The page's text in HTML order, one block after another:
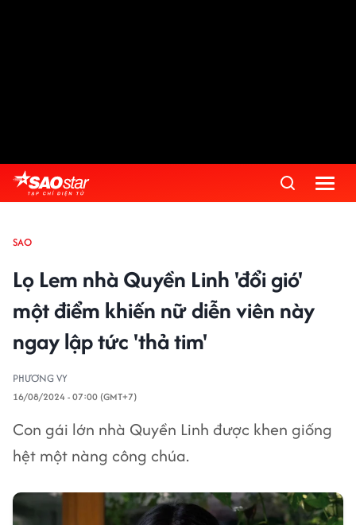
SAO
Lọ Lem nhà Quyền Linh 'đổi gió'
một điểm khiến nữ diễn viên này
ngay lập tức 'thả tim'
PHƯƠNG VY
16/08/2024 - 07:00 (GMT+7)
Con gái lớn nhà Quyền Linh được khen giống
hệt một nàng công chúa.